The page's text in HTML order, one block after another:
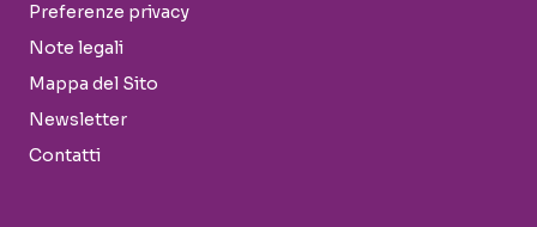
Preferenze privacy
Note legali
Mappa del Sito
Newsletter
Contatti